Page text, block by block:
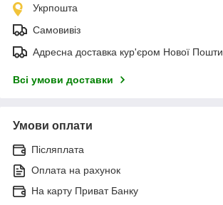
Укрпошта
Самовивіз
Адресна доставка кур'єром Нової Пошти
Всі умови доставки
Умови оплати
Післяплата
Оплата на рахунок
На карту Приват Банку